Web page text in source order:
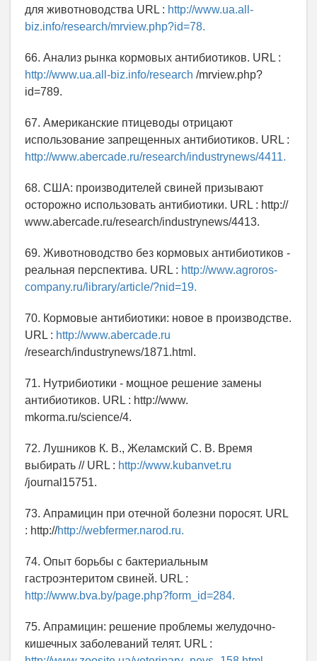
для животноводства URL : http://www.ua.all-
biz.info/research/mrview.php?id=78.
66. Анализ рынка кормовых антибиотиков. URL :
http://www.ua.all-biz.info/research /mrview.php?
id=789.
67. Американские птицеводы отрицают
использование запрещенных антибиотиков. URL :
http://www.abercade.ru/research/industrynews/4411.
68. США: производителей свиней призывают
осторожно использовать антибиотики. URL : http://
www.abercade.ru/research/industrynews/4413.
69. Животноводство без кормовых антибиотиков -
реальная перспектива. URL : http://www.agroros-
company.ru/library/article/?nid=19.
70. Кормовые антибиотики: новое в производстве.
URL : http://www.abercade.ru
/research/industrynews/1871.html.
71. Нутрибиотики - мощное решение замены
антибиотиков. URL : http://www.
mkorma.ru/science/4.
72. Лушников К. В., Желамский С. В. Время
выбирать // URL : http://www.kubanvet.ru
/journal15751.
73. Апрамицин при отечной болезни поросят. URL
: http://http://webfermer.narod.ru.
74. Опыт борьбы с бактериальным
гастроэнтеритом свиней. URL :
http://www.bva.by/page.php?form_id=284.
75. Апрамицин: решение проблемы желудочно-
кишечных заболеваний телят. URL :